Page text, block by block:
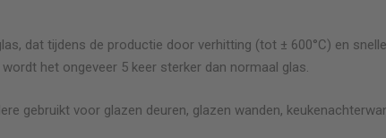
dat tijdens de productie door verhitting (tot ± 600°C) en
het ongeveer 5 keer sterker dan normaal glas.
gebruikt voor glazen deuren, glazen wanden,